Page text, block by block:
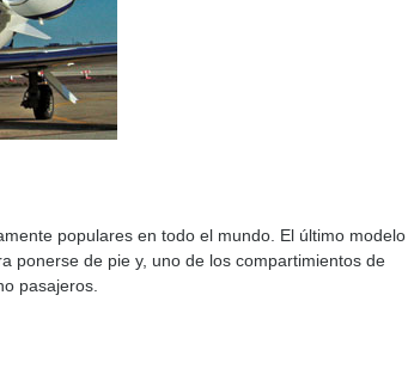
populares en todo el mundo. El último modelo
ponerse de pie y, uno de los compartimientos de
pasajeros.